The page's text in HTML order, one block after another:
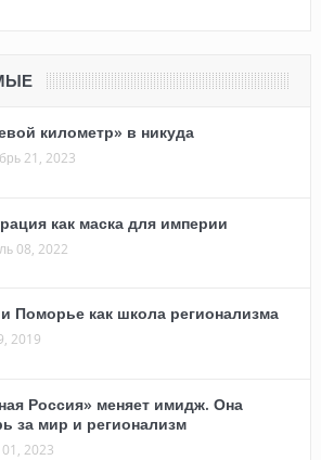
километр» в никуда
21, 2023
как маска для империи
08, 2022
Поморье как школа регионализма
2019
Россия» меняет имидж. Она
за мир и регионализм
01, 2023